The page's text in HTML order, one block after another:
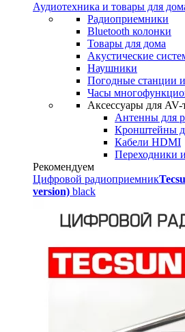
Аудиотехника и товары для
Радиоприемники
Bluetooth колонки
Товары для дома
Акустические
Наушники
Погодные станции
Часы
Аксессуары для AV-
Антенны для
Кронштейны
Кабели HDMI
Переходники
Рекомендуем
Цифровой радиоприемник
version) black